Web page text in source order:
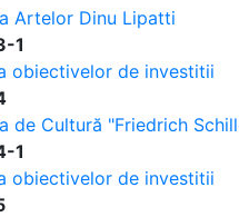
Artelor Dinu Lipatti
1
obiectivelor de investitii
de Cultură "Friedrich
1
obiectivelor de investitii